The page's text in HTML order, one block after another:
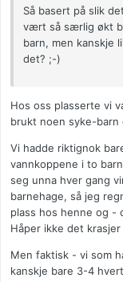
Så basert på slik
vært så særlig økt
barn, men kanskje
det? ;-)
Hos oss plasserte vi
brukt noen syke-barn
Vi hadde riktignok
vannkoppene i to
seg unna hver gang
barnehage, så jeg
plass hos henne og -
Håper ikke det
Men faktisk - vi som
kanskje bare 3-4